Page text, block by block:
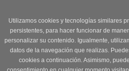
Utilizamos cookies y tecnologías similares
persistentes, para hacer funcionar de
personalizar su contenido. Igualmente,
datos de la navegación que realizas.
cookies a continuación. Asimismo,
descuento en Sección OUTLET